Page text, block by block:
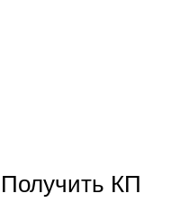
Получить КП